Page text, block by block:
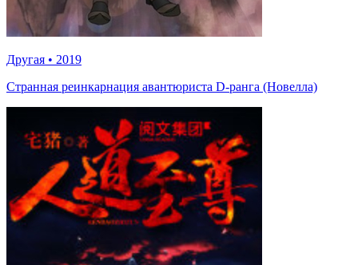
Другая • 2019
Странная реинкарнация авантюриста D-ранга (Новелла)